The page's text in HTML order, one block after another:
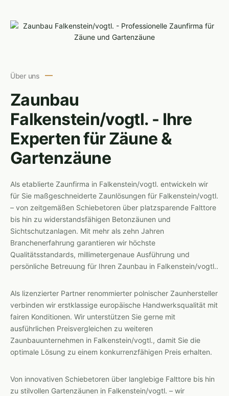
Über uns
Zaunbau
Falkenstein/vogtl. - Ihre
Experten für Zäune &
Gartenzäune
Als etablierte Zaunfirma in Falkenstein/vogtl. entwickeln wir
für Sie maßgeschneiderte Zaunlösungen für Falkenstein/vogtl.
– von zeitgemäßen Schiebetoren über platzsparende Falttore
bis hin zu widerstandsfähigen Betonzäunen und
Sichtschutzanlagen. Mit mehr als zehn Jahren
Branchenerfahrung garantieren wir höchste
Qualitätsstandards, millimetergenaue Ausführung und
persönliche Betreuung für Ihren Zaunbau in Falkenstein/vogtl..
Als lizenzierter Partner renommierter polnischer Zaunhersteller
verbinden wir erstklassige europäische Handwerksqualität mit
fairen Konditionen. Wir unterstützen Sie gerne mit
ausführlichen Preisvergleichen zu weiteren
Zaunbauunternehmen in Falkenstein/vogtl., damit Sie die
optimale Lösung zu einem konkurrenzfähigen Preis erhalten.
Von innovativen Schiebetoren über langlebige Falttore bis hin
zu stilvollen Gartenzäunen in Falkenstein/vogtl. – wir